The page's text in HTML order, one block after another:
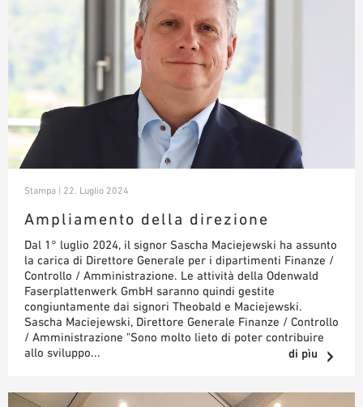
Stampa | 22. Luglio 2024
Ampliamento della direzione
Dal 1° luglio 2024, il signor Sascha Maciejewski ha assunto
la carica di Direttore Generale per i dipartimenti Finanze /
Controllo / Amministrazione. Le attività della Odenwald
Faserplattenwerk GmbH saranno quindi gestite
congiuntamente dai signori Theobald e Maciejewski.
Sascha Maciejewski, Direttore Generale Finanze / Controllo
/ Amministrazione "Sono molto lieto di poter contribuire
allo sviluppo...
di pìu